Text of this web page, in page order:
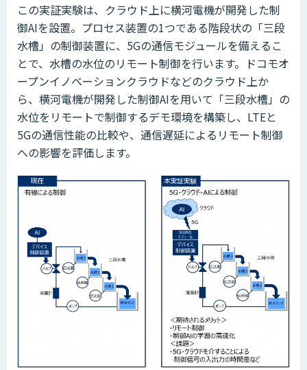
この実証実験は、クラウド上に横河電機が開発した制
御AIを設置。プロセス装置の1つである階段状の「三段
水槽」の制御装置に、5Gの通信モジュールを備えるこ
とで、水槽の水位のリモート制御を行います。ドコモオ
ープンイノベーションクラウドなどのクラウド上か
ら、横河電機が開発した制御AIを用いて「三段水槽」の
水位をリモートで制御するデモ環境を構築し、LTEと
5Gの通信性能の比較や、通信遅延によるリモート制御
への影響を評価します。